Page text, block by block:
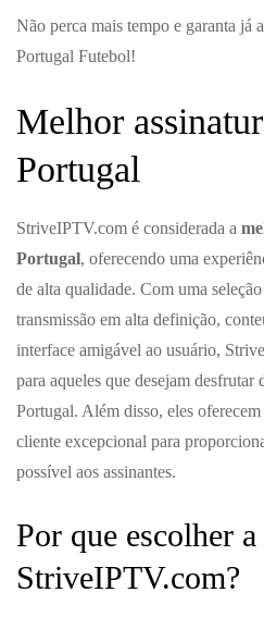
Não perca mais tempo e garanta já
Portugal Futebol!
Melhor
Portugal
StriveIPTV.com é considerada a
Portugal, oferecendo uma
de alta qualidade. Com uma
transmissão em alta definição,
interface amigável ao usuário,
para aqueles que desejam
Portugal. Além disso, eles
cliente excepcional para
possível aos assinantes.
Por que escolher a
StriveIPTV.com?